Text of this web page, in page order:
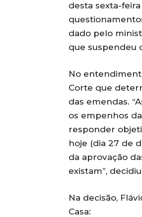
desta sexta-
dado pelo
que suspendeu
No
Corte que
das emendas.
os empenhos
responder
hoje (dia 27 de
da aprovação
existam”,
Na decisão,
Casa: